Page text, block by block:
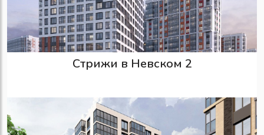
Стрижи в Невском 2